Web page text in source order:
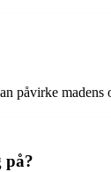
påvirke
på?